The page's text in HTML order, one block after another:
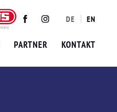
TwitterFacebookInstagram
DE EN
PARTNER KONTAKT